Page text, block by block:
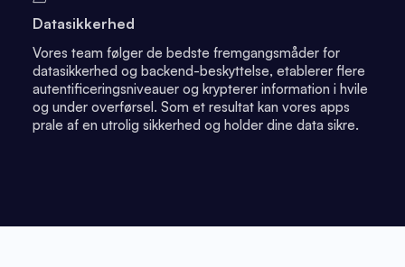
Datasikkerhed
Vores team følger de bedste fremgangsmåder for
datasikkerhed og backend-beskyttelse, etablerer flere
autentificeringsniveauer og krypterer information i hvile
og under overførsel. Som et resultat kan vores apps
prale af en utrolig sikkerhed og holder dine data sikre.